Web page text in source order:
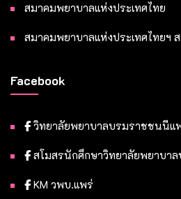
สมาคมพยาบาลแห่งประเทศไทย
สมาคมพยาบาลแห่งประเทศไทยฯ
Facebook
วิทยาลัยพยาบาลบรมราชชนนีแ
สโมสรนักศึกษาวิทยาลัยพยาบา
KM วพบ.แพร่